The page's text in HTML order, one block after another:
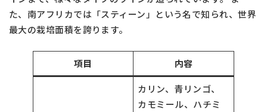
た、南アフリカでは「スティーン」という名で知られ、世界
最大の栽培面積を誇ります。
項目 内容
カリン、青リンゴ、
カモミール、ハチミ